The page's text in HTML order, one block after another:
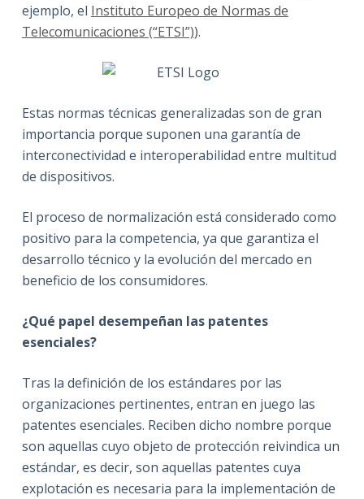
ejemplo, el Instituto Europeo de Normas de
Telecomunicaciones (“ETSI”)).
Estas normas técnicas generalizadas son de gran
importancia porque suponen una garantía de
interconectividad e interoperabilidad entre multitud
de dispositivos.
El proceso de normalización está considerado como
positivo para la competencia, ya que garantiza el
desarrollo técnico y la evolución del mercado en
beneficio de los consumidores.
¿Qué papel desempeñan las patentes
esenciales?
Tras la definición de los estándares por las
organizaciones pertinentes, entran en juego las
patentes esenciales. Reciben dicho nombre porque
son aquellas cuyo objeto de protección reivindica un
estándar, es decir, son aquellas patentes cuya
explotación es necesaria para la implementación de